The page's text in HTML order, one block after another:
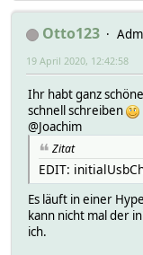
Otto123
19 April 2020, 12:42:58
Ihr habt ganz
schnell schreiben
@Joachim
Zitat
EDIT:
Es läuft in einer
kann nicht mal der
ich.